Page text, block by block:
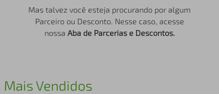
Mas talvez você esteja procurando por algum
Parceiro ou Desconto. Nesse caso, acesse
nossa Aba de Parcerias e Descontos.
Mais Vendidos